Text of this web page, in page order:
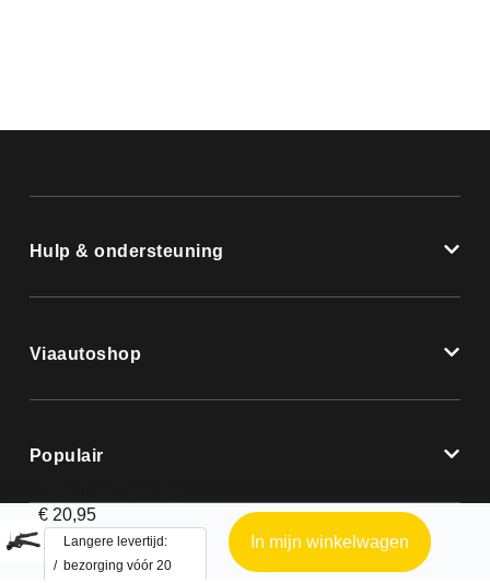
Hulp & ondersteuning
Viaautoshop
Populair
€ 20,95
Langere levertijd:
bezorging vóór 20
In mijn winkelwagen